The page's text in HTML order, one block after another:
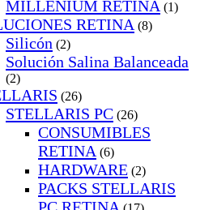
MILLENIUM RETINA (1)
RETINA (8)
Silicón (2)
Solución Salina Balanceada
(2)
(26)
STELLARIS PC (26)
CONSUMIBLES
RETINA (6)
HARDWARE (2)
PACKS STELLARIS